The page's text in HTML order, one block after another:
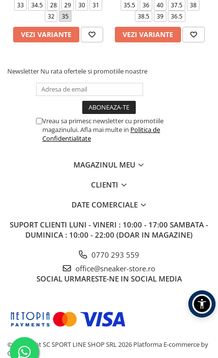
33 34.5 28 29 30
31
32
35
VEZI VARIANTE
35.5 36 40 37.5
38
38.5
39 36.5
VEZI VARIANTE
Newsletter Nu rata ofertele si promotiile noastre
Vreau sa primesc newsletter cu promotiile
magazinului. Afla mai multe in Politica de
Confidentialitate
MAGAZINUL MEU
CLIENTI
DATE COMERCIALE
SUPORT CLIENTI LUNI - VINERI : 10:00 - 17:00 SAMBATA -
DUMINICA : 10:00 - 22:00 (DOAR IN MAGAZINE)
0770 293 559
office@sneaker-store.ro
SOCIAL URMARESTE-NE IN SOCIAL MEDIA
©Copyright SC SPORT LINE SHOP SRL 2026 Platforma E-commerce by
Gomag